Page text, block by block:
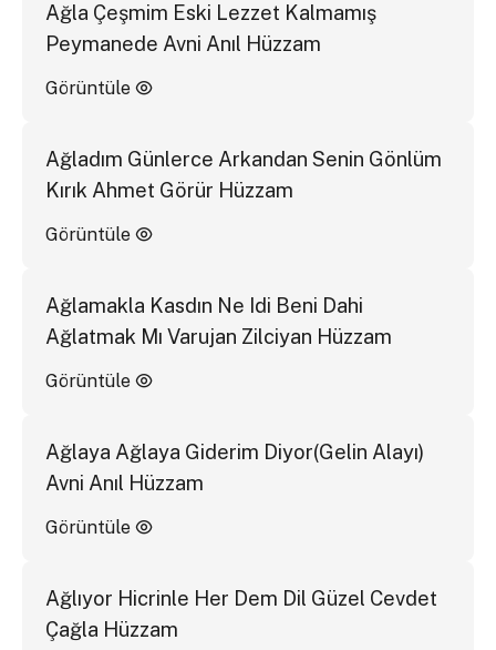
Ağla Çeşmim Eski Lezzet Kalmamış
Peymanede Avni Anıl Hüzzam
Görüntüle
Ağladım Günlerce Arkandan Senin Gönlüm
Kırık Ahmet Görür Hüzzam
Görüntüle
Ağlamakla Kasdın Ne Idi Beni Dahi
Ağlatmak Mı Varujan Zilciyan Hüzzam
Görüntüle
Ağlaya Ağlaya Giderim Diyor(Gelin Alayı)
Avni Anıl Hüzzam
Görüntüle
Ağlıyor Hicrinle Her Dem Dil Güzel Cevdet
Çağla Hüzzam